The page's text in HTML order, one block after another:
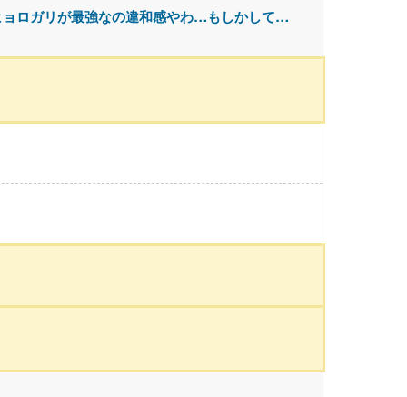
ョロガリが最強なの違和感やわ…もしかして…